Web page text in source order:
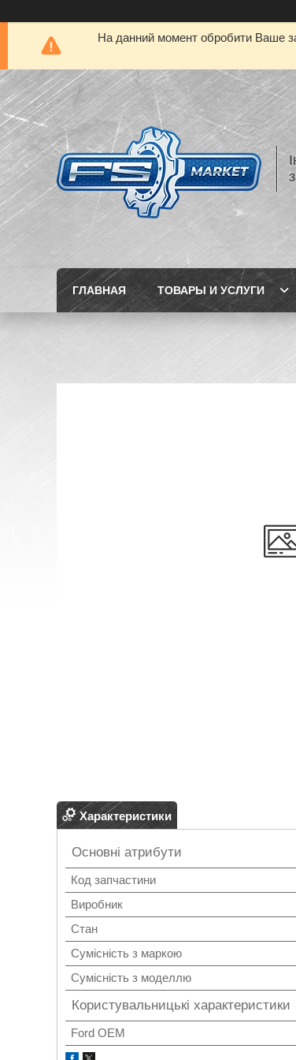
На данний момент обробити Ваше
ГЛАВНАЯ ТОВАРЫ И УСЛУГИ
Характеристики
Основні атрибути
Код запчастини
Виробник
Стан
Сумісність з маркою
Сумісність з моделлю
Користувальницькі характеристики
Ford OEM